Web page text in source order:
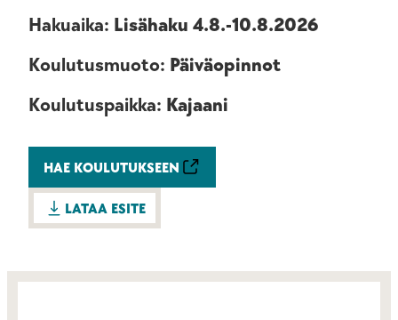
Hakuaika: Lisähaku 4.8.-10.8.2026
Koulutusmuoto: Päiväopinnot
Koulutuspaikka: Kajaani
HAE KOULUTUKSEEN
LATAA ESITE